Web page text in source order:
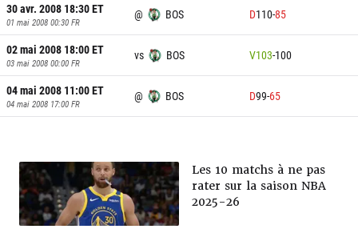
30 avr. 2008 18:30ET
01 mai 2008 00:30 FR
@ BOS D110-85
02 mai 2008 18:00ET
03 mai 2008 00:00 FR
vs BOS V103-100
04 mai 2008 11:00ET
04 mai 2008 17:00 FR
@ BOS D99-65
Les 10 matchs à ne pas
rater sur la saison NBA
2025-26